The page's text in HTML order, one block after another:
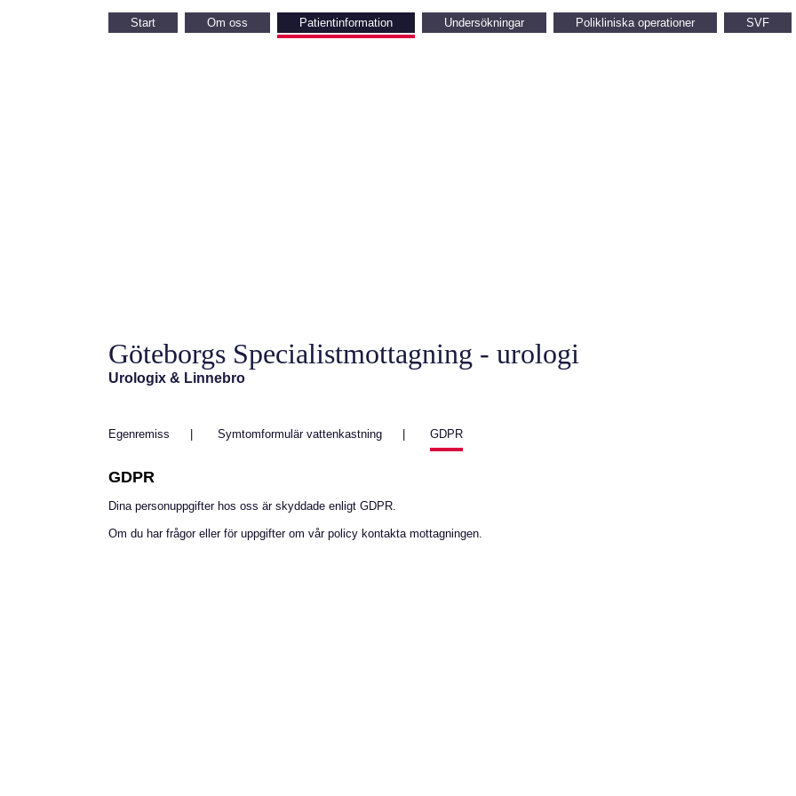
Start Om oss Patientinformation Undersökningar Polikliniska operationer SVF
Göteborgs Specialistmottagning - urologi
Urologix & Linnebro
Egenremiss Symtomformulär vattenkastning GDPR
GDPR
Dina personuppgifter hos oss är skyddade enligt GDPR.
Om du har frågor eller för uppgifter om vår policy kontakta mottagningen.